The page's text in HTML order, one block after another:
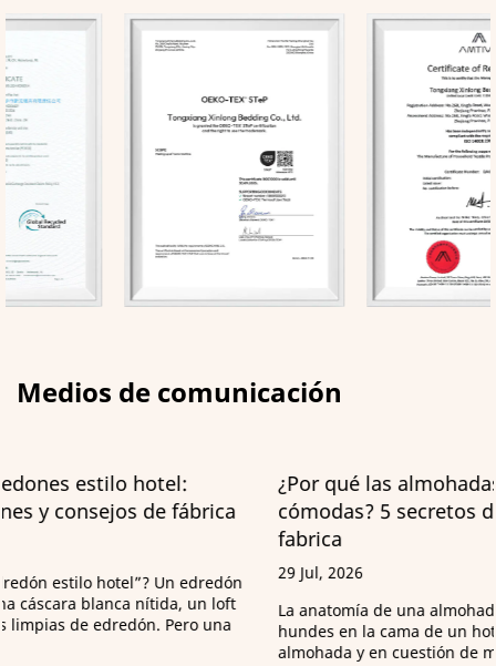
Medios de comunicación
¿Por qué las almohadas de los hoteles son tan
cómodas? 5 secretos de una fábrica que los
29 Jul, 2026
La anatomía de una almohada de hotel: ¿qué hay dentro? Te
hundes en la cama de un hotel, apoyas la cabeza en la
almohada y en cuestión de minutos estás cuestionando todas